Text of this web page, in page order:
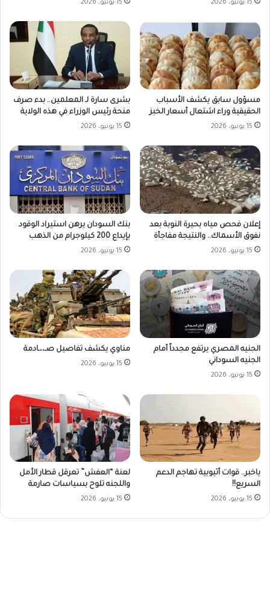
15 يونيو، 2026 15 يونيو، 2026
مسؤول سابق يكشف الأسباب
الحقيقية وراء اشتعال أسعار الخبز
15 يونيو، 2026
بشرى سارة لـ المعلمين.. بدء صرف
منحة رئيس الوزراء في هذه الولاية
15 يونيو، 2026
إعلان فحص مياه بحيرة النوبة بعد
نفوق الأسماك.. والنتيجة مفاجأة
15 يونيو، 2026
بنك السودان يرهن استيراد الوقود
بإيداع 200 كيلوجرام من الذهب
15 يونيو، 2026
الجنيه المصري يرتفع مجدداً أمام
الجنيه السوداني
15 يونيو، 2026
مناوي يكشف تفاصيل صـ،،ـادمة
15 يونيو، 2026
ياخبر.. قوات أثيوبية تهاجم الدعم
السريع!!
15 يونيو، 2026
لعنة “العفش” تعرقل قطار الأمل
واللجنه تلوح بسياسات صارمة
15 يونيو، 2026